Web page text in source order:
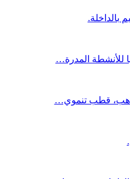
بالداخلة.
للأنشطة المدرة…
قطب تنموي…